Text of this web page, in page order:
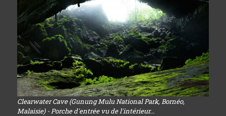
Clearwater Cave (Gunung Mulu National Park, Bornéo,
Malaisie) - Porche d'entrée vu de l'intérieur...